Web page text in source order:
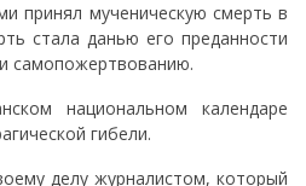
принял мученическую смерть в
стала данью его преданности
самопожертвованию.
национальном календаре
гибели.
делу журналистом, который